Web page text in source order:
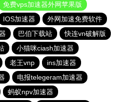
免费vps加速器外网苹果版
IOS加速器
外网加速免费软件
巴伯下载站
快连vn破解版
小猫咪ciash加速器
老王vnp
ins加速器
电报telegeram加速器
蚂蚁npv加速器